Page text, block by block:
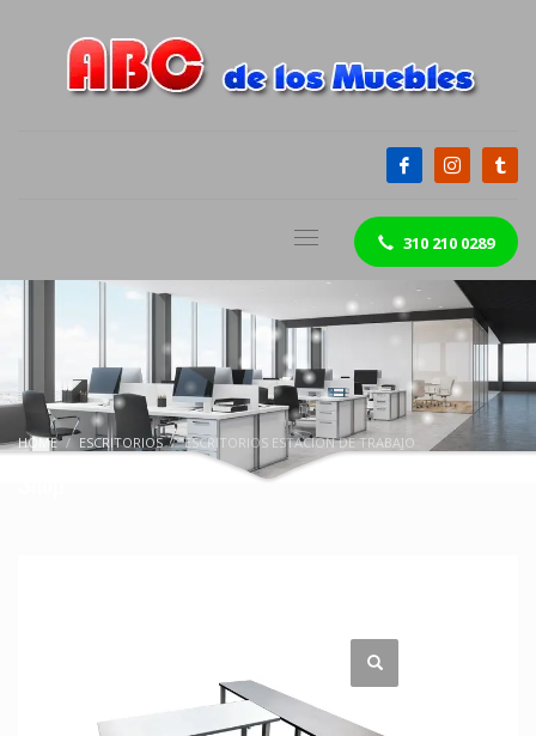
310 210 0289
HOME ESCRITORIOS ESCRITORIOS ESTACION DE TRABAJO